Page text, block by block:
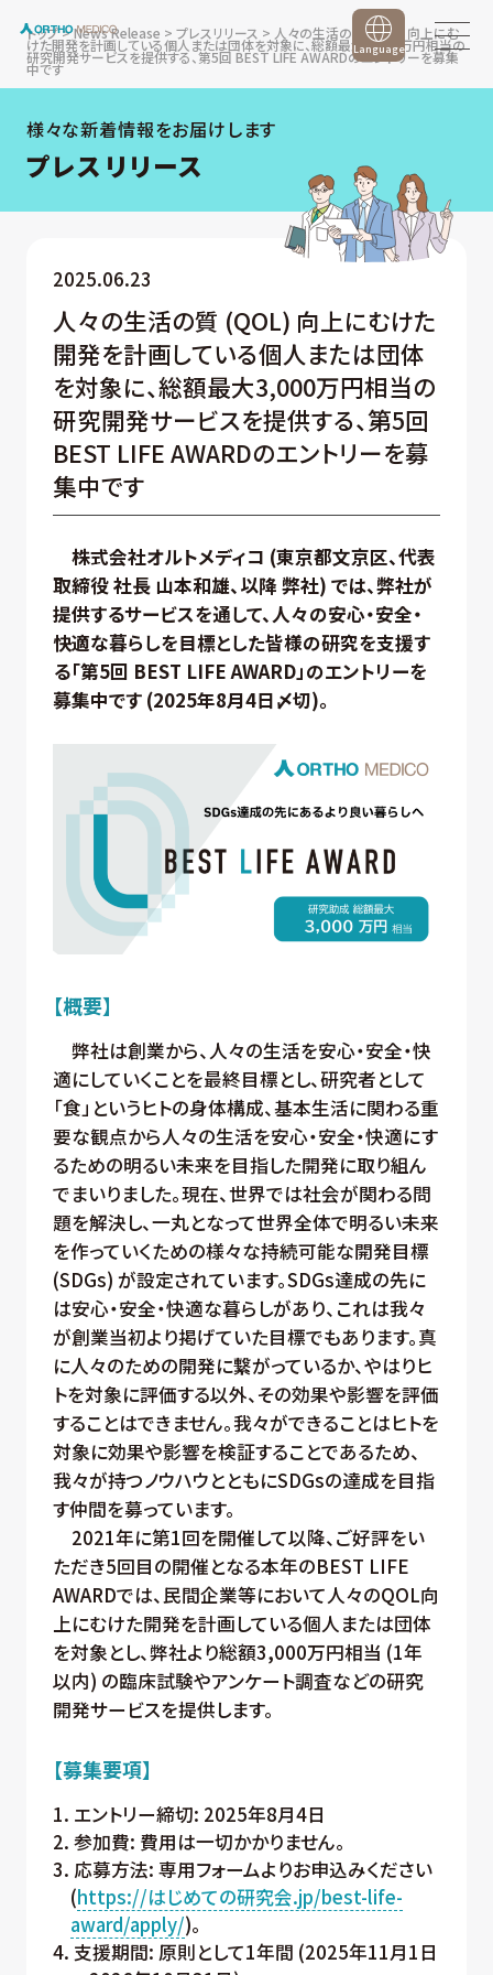
トップ>News Release > プレスリリース > 人々の生活の質 (QOL) 向上にむ
けた開発を計画している個人または団体を対象に、総額最大3,000万円相当の
研究開発サービスを提供する、第5回 BEST LIFE AWARDのエントリーを募集
中です
Language
様々な新着情報をお届けします
プレスリリース
2025.06.23
人々の生活の質 (QOL) 向上にむけた
開発を計画している個人または団体
を対象に、総額最大3,000万円相当の
研究開発サービスを提供する、第5回
BEST LIFE AWARDのエントリーを募
集中です
株式会社オルトメディコ (東京都文京区、代表
取締役 社長 山本和雄、以降 弊社) では、弊社が
提供するサービスを通して、人々の安心・安全・
快適な暮らしを目標とした皆様の研究を支援す
る「第5回 BEST LIFE AWARD」のエントリーを
募集中です (2025年8月4日〆切)。
【概要】
弊社は創業から、人々の生活を安心・安全・快
適にしていくことを最終目標とし、研究者として
「食」というヒトの身体構成、基本生活に関わる重
要な観点から人々の生活を安心・安全・快適にす
るための明るい未来を目指した開発に取り組ん
でまいりました。現在、世界では社会が関わる問
題を解決し、一丸となって世界全体で明るい未来
を作っていくための様々な持続可能な開発目標
(SDGs) が設定されています。SDGs達成の先に
は安心・安全・快適な暮らしがあり、これは我々
が創業当初より掲げていた目標でもあります。真
に人々のための開発に繋がっているか、やはりヒ
トを対象に評価する以外、その効果や影響を評価
することはできません。我々ができることはヒトを
対象に効果や影響を検証することであるため、
我々が持つノウハウとともにSDGsの達成を目指
す仲間を募っています。
2021年に第1回を開催して以降、ご好評をい
ただき5回目の開催となる本年のBEST LIFE
AWARDでは、民間企業等において人々のQOL向
上にむけた開発を計画している個人または団体
を対象とし、弊社より総額3,000万円相当 (1年
以内) の臨床試験やアンケート調査などの研究
開発サービスを提供します。
【募集要項】
1. エントリー締切: 2025年8月4日
2. 参加費: 費用は一切かかりません。
3. 応募方法: 専用フォームよりお申込みください
(https://はじめての研究会.jp/best-life-
award/apply/)。
4. 支援期間: 原則として1年間 (2025年11月1日